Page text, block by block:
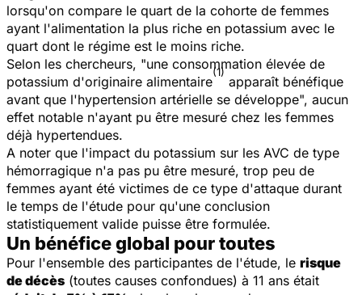
lorsqu'on compare le quart de la cohorte de femmes
ayant l'alimentation la plus riche en potassium avec le
quart dont le régime est le moins riche.
Selon les chercheurs, "une consommation élevée de
potassium d'originaire alimentaire
(1)
apparaît bénéfique
avant que l'hypertension artérielle se développe", aucun
effet notable n'ayant pu être mesuré chez les femmes
déjà hypertendues.
A noter que l'impact du potassium sur les AVC de type
hémorragique n'a pas pu être mesuré, trop peu de
femmes ayant été victimes de ce type d'attaque durant
le temps de l'étude pour qu'une conclusion
statistiquement valide puisse être formulée.
Un bénéfice global pour toutes
Pour l'ensemble des participantes de l'étude, le risque
de décès (toutes causes confondues) à 11 ans était